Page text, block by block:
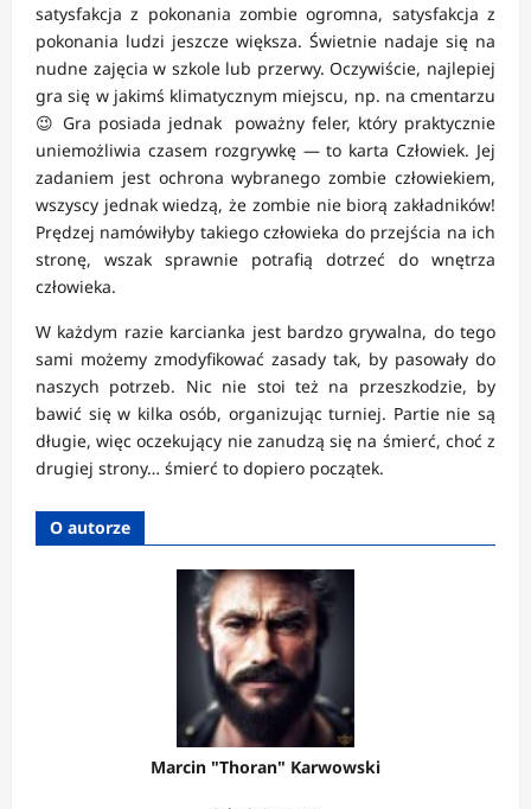
satysfakcja z pokonania zombie ogromna, satysfakcja z
pokonania ludzi jeszcze większa. Świetnie nadaje się na
nudne zajęcia w szkole lub przerwy. Oczywiście, najlepiej
gra się w jakimś klimatycznym miejscu, np. na cmentarzu
😉 Gra posiada jednak poważny feler, który praktycznie
uniemożliwia czasem rozgrywkę — to karta Człowiek. Jej
zadaniem jest ochrona wybranego zombie człowiekiem,
wszyscy jednak wiedzą, że zombie nie biorą zakładników!
Prędzej namówiłyby takiego człowieka do przejścia na ich
stronę, wszak sprawnie potrafią dotrzeć do wnętrza
człowieka.
W każdym razie karcianka jest bardzo grywalna, do tego
sami możemy zmodyfikować zasady tak, by pasowały do
naszych potrzeb. Nic nie stoi też na przeszkodzie, by
bawić się w kilka osób, organizując turniej. Partie nie są
długie, więc oczekujący nie zanudzą się na śmierć, choć z
drugiej strony… śmierć to dopiero początek.
O autorze
Marcin "Thoran" Karwowski